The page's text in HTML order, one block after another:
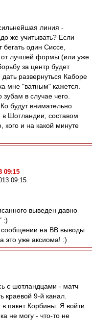
линия -
же учитывать? Если
бегать один Сиссе,
от лучшей формы (или уже
за центр будет
развернуться Каборе
мне "ватным" кажется.
в случае чего.
будут внимательно
в Шотландии, составом
кого и на какой минуте
09:15
09:15
выведен давно
:)
на ВВ выводы
это уже аксиома! :)
с шотландцами - матч
краевой 9-й канал.
пакет Корбины. Я войти
не могу - что-то не